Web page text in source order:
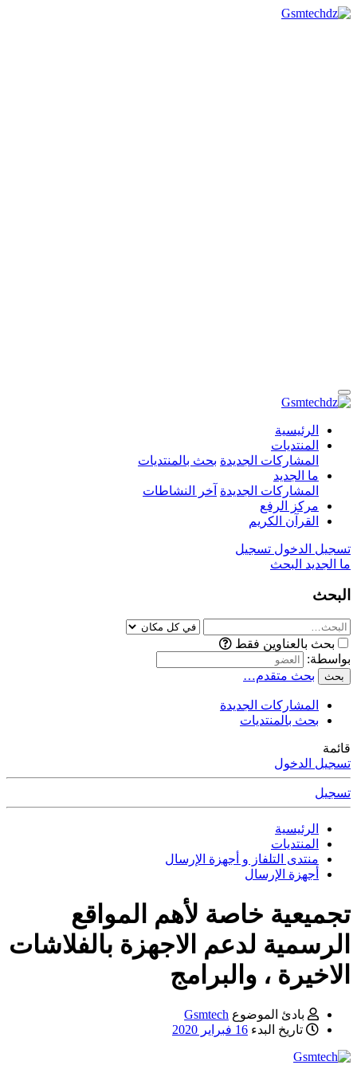
الرئيسية
المنتديات
المشاركات الجديدة بحث بالمنتديات
ما الجديد
المشاركات الجديدة آخر النشاطات
مركز الرفع
القرآن الكريم
تسجيل الدخول تسجيل
ما الجديد البحث
البحث
بحث بالعناوين فقط
بواسطة:
بحث بحث متقدم…
المشاركات الجديدة
بحث بالمنتديات
قائمة
تسجيل الدخول
تسجيل
الرئيسية
المنتديات
منتدى التلفاز و أجهزة الإرسال
أجهزة الإرسال
تجميعية خاصة لأهم المواقع
الرسمية لدعم الاجهزة بالفلاشات
الاخيرة ، والبرامج
بادئ الموضوع Gsmtech
تاريخ البدء 16 فبراير 2020